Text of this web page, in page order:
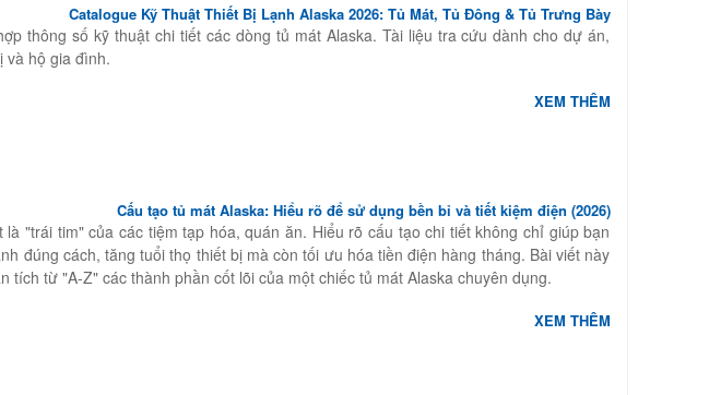
soda giúp khử mùi hiệu quả. Đừng quên kiểm tra
điện năng cực lớn.
GIA KỸ THUẬT
Catalogue Kỹ Thuật Thiết Bị Lạnh Alaska 2026: Tủ Mát, Tủ Đông & Tủ Trưng Bày
thông số kỹ thuật chi tiết các dòng tủ mát Alaska. Tài liệu tra cứu dành cho dự án,
và hộ gia đình.
XEM THÊM
Cấu tạo tủ mát Alaska: Hiểu rõ để sử dụng bền bỉ và tiết kiệm điện (2026)
là "trái tim" của các tiệm tạp hóa, quán ăn. Hiểu rõ cấu tạo chi tiết không chỉ giúp bạn
đúng cách, tăng tuổi thọ thiết bị mà còn tối ưu hóa tiền điện hàng tháng. Bài viết này
tích từ "A-Z" các thành phần cốt lõi của một chiếc tủ mát Alaska chuyên dụng.
XEM THÊM